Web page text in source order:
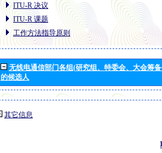
ITU-R 决议
ITU-R 课题
工作方法指导原则
无线电通信部门各组(研究组、特委会、大会筹
的候选人
其它信息